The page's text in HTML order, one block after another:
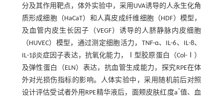
分及其作用靶点，体外实验中，采用UVA诱导的人永生化角
质形成细胞（HaCaT）和人真皮成纤维细胞（HDF）模型，
及血管内皮生长因子（VEGF）诱导的人脐静脉内皮细胞
（HUVEC）模型，通过测定细胞活力，TNF-α、IL-6、IL-8、
IL-1β炎症因子表达，抗氧化能力，Ⅰ型胶原蛋白（Col-Ⅰ）
及弹性蛋白（ELN）表达，抗血管生成能力，探究RPE在体
外对光损伤指标的影响。人体实验中，采用随机前后对照
设计评估受试者外用RPE精华液后，面颊皮肤红度a*值、血